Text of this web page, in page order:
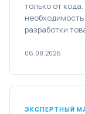
только от
разработки
06.08.2026
ЭКСПЕРТНЫЙ